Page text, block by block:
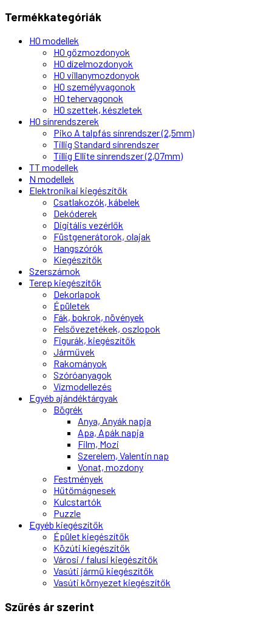
Termékkategóriák
H0 modellek
H0 gőzmozdonyok
H0 dízelmozdonyok
H0 villanymozdonyok
H0 személyvagonok
H0 tehervagonok
H0 szettek, készletek
H0 sínrendszerek
Piko A talpfás sínrendszer (2,5mm)
Tillig Standard sínrendszer
Tillig Ellite sínrendszer (2,07mm)
TT modellek
N modellek
Elektronikai kiegészítők
Csatlakozók, kábelek
Dekóderek
Digitális vezérlők
Füstgenerátorok, olajak
Hangszórók
Kiegészítők
Szerszámok
Terep kiegészítők
Dekorlapok
Épületek
Fák, bokrok, növények
Felsővezetékek, oszlopok
Figurák, kiegészítők
Járművek
Rakományok
Szóróanyagok
Vízmodellezés
Egyéb ajándéktárgyak
Bögrék
Anya, Anyák napja
Apa, Apák napja
Film, Mozi
Szerelem, Valentin nap
Vonat, mozdony
Festmények
Hűtőmágnesek
Kulcstartók
Puzzle
Egyéb kiegészítők
Épület kiegészítők
Közúti kiegészítők
Városi / falusi kiegészítők
Vasúti jármű kiegészítők
Vasúti környezet kiegészítők
Szűrés ár szerint